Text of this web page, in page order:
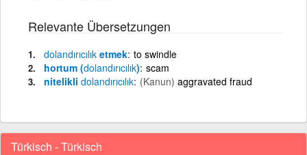
Relevante Übersetzungen
dolandırıcılık etmek to swindle
hortum (dolandırıcılık) scam
nitelikli dolandırıcılık (Kanun) aggravated fraud
Türkisch - Türkisch